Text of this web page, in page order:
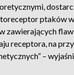
ptaków
zawierających
receptora, na
–